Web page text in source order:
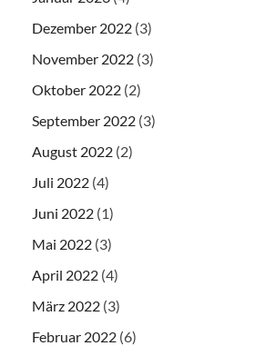
Dezember 2022 (3)
November 2022 (3)
Oktober 2022 (2)
September 2022 (3)
August 2022 (2)
Juli 2022 (4)
Juni 2022 (1)
Mai 2022 (3)
April 2022 (4)
März 2022 (3)
Februar 2022 (6)